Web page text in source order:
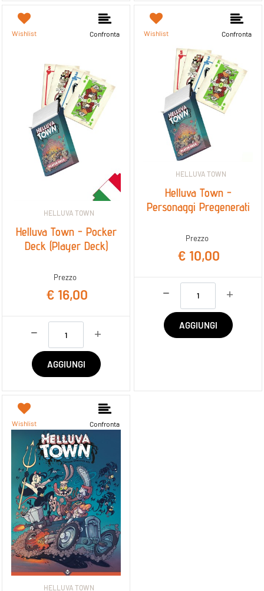
Wishlist Confronta
HELLUVA TOWN
Helluva Town - Pocker
Deck (Player Deck)
Prezzo
€ 16,00
AGGIUNGI
Wishlist Confronta
HELLUVA TOWN
Helluva Town -
Personaggi Pregenerati
Prezzo
€ 10,00
AGGIUNGI
Wishlist Confronta
HELLUVA TOWN